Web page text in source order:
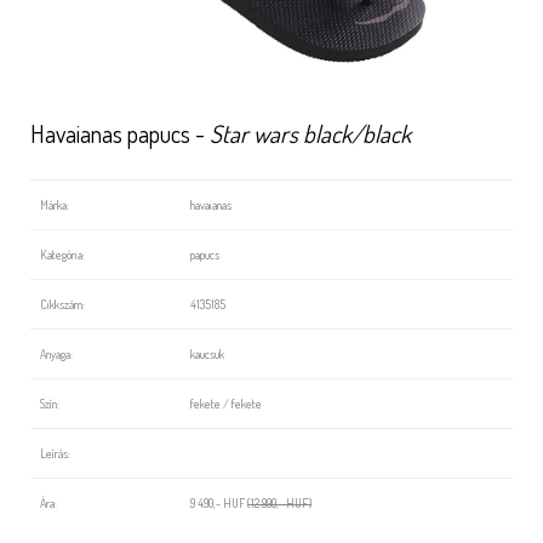
Havaianas papucs - Star wars black/black
Márka: havaianas
Kategória: papucs
Cikkszám: 4135185
Anyaga: kaucsuk
Szín: fekete / fekete
Leírás:
Ára: 9 490,- HUF(12 990,- HUF)